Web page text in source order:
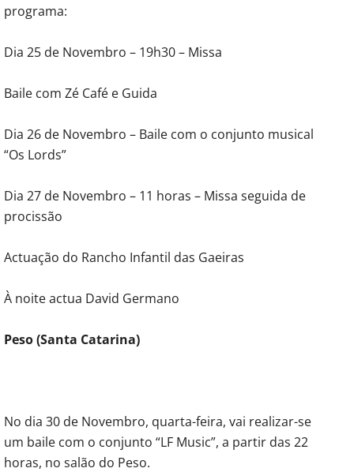
programa:
Dia 25 de Novembro – 19h30 – Missa
Baile com Zé Café e Guida
Dia 26 de Novembro – Baile com o conjunto musical
“Os Lords”
Dia 27 de Novembro – 11 horas – Missa seguida de
procissão
Actuação do Rancho Infantil das Gaeiras
À noite actua David Germano
Peso (Santa Catarina)
No dia 30 de Novembro, quarta-feira, vai realizar-se
um baile com o conjunto “LF Music”, a partir das 22
horas, no salão do Peso.